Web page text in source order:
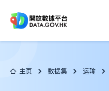
主页 数据集 运输